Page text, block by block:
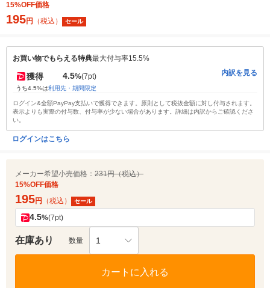
15%OFF価格
195円 （税込） セール
お買い物でもらえる特典最大付与率15.5%
獲得 4.5%(7pt)
うち4.5%は利用先・期間限定
内訳を見る
ログイン&全額PayPay支払いで獲得できます。原則として税抜金額に対し付与されます。
表示よりも実際の付与数、付与率が少ない場合があります。詳細は内訳からご確認くださ
い。
ログインはこちら
メーカー希望小売価格： 231円（税込）
15%OFF価格
195円 （税込） セール
4.5%(7pt)
在庫あり 数量 1
カートに入れる